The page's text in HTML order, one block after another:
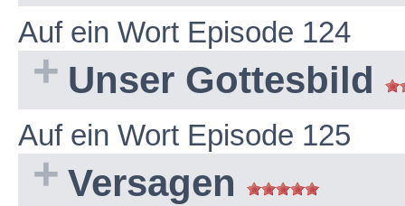
Auf ein Wort Episode 124
Unser Gottesbild
Auf ein Wort Episode 125
Versagen